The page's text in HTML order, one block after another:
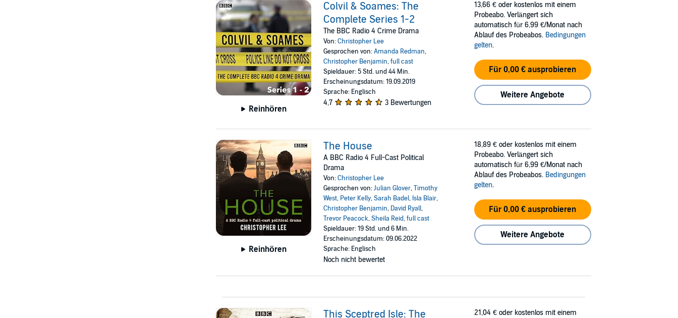
Reinhören
Colvil & Soames: The
Complete Series 1-2
The BBC Radio 4 Crime Drama
Von:Christopher Lee
Gesprochen von:Amanda Redman,
Christopher Benjamin,full cast
Spieldauer: 5 Std. und 44 Min.
Erscheinungsdatum: 19.09.2019
Sprache: Englisch
4,7 3 Bewertungen
13,66 € oder kostenlos mit einem
Probeabo. Verlängert sich
automatisch für 6,99 €/Monat nach
Ablauf des Probeabos. Bedingungen
gelten.
Für 0,00 € ausprobieren
Weitere Angebote
Reinhören
The House
A BBC Radio 4 Full-Cast Political
Drama
Von:Christopher Lee
Gesprochen von:Julian Glover,Timothy
West, Peter Kelly,Sarah Badel, Isla Blair,
Christopher Benjamin, David Ryall,
Trevor Peacock,Sheila Reid,full cast
Spieldauer: 19 Std. und 6 Min.
Erscheinungsdatum: 09.06.2022
Sprache: Englisch
Noch nicht bewertet
18,89 € oder kostenlos mit einem
Probeabo. Verlängert sich
automatisch für 6,99 €/Monat nach
Ablauf des Probeabos. Bedingungen
gelten.
Für 0,00 € ausprobieren
Weitere Angebote
This Sceptred Isle: The 21,04 € oder kostenlos mit einem